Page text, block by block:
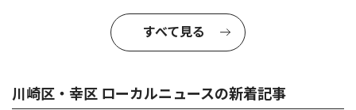
すべて見る
川崎区・幸区 ローカルニュースの新着記事